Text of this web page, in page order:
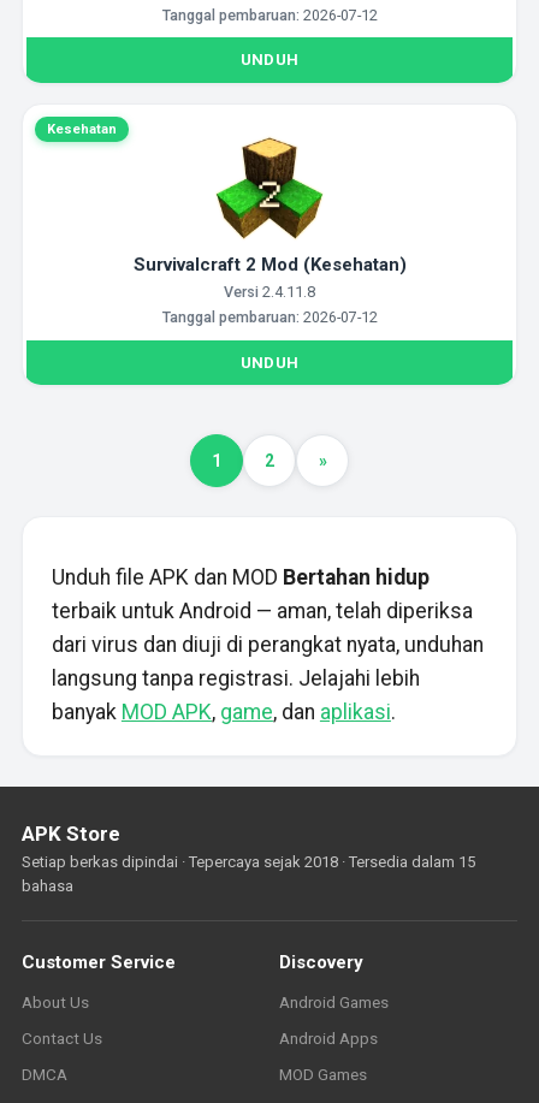
Tanggal pembaruan: 2026-07-12
UNDUH
Kesehatan
Survivalcraft 2 Mod (Kesehatan)
Versi 2.4.11.8
Tanggal pembaruan: 2026-07-12
UNDUH
1 2 »
Unduh file APK dan MOD Bertahan hidup
terbaik untuk Android — aman, telah diperiksa
dari virus dan diuji di perangkat nyata, unduhan
langsung tanpa registrasi. Jelajahi lebih
banyak MOD APK, game, dan aplikasi.
APK Store
Setiap berkas dipindai · Tepercaya sejak 2018 · Tersedia dalam 15
bahasa
Customer Service
About Us
Contact Us
DMCA
Discovery
Android Games
Android Apps
MOD Games